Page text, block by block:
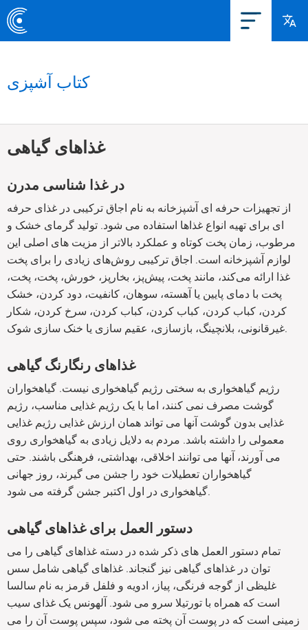
کتاب آشپزی
غذاهای گیاهی
در غذا شناسی مدرن
از تجهیزات حرفه ای آشپزخانه به نام اجاق ترکیبی در غذای حرفه
ای برای تهیه انواع غذاها استفاده می شود. تولید گرمای خشک و
مرطوب، زمان پخت کوتاه و عملکرد بالاتر از مزیت های اصلی این
لوازم آشپزخانه است. اجاق ترکیبی روش‌های زیادی را برای پخت
غذا ارائه می‌کند، مانند پخت، پیش‌پز، بخارپز، خورش، پخت، پخت،
پخت با دمای پایین یا آهسته، سوهان، کانفیت، دود کردن، خشک
کردن، کباب کردن، کباب کردن، کباب کردن، سرخ کردن، شکار
غیرقانونی، بلانچینگ، بازسازی، عقیم سازی یا خنک سازی شوک.
غذاهای رنگارنگ گیاهی
رژیم گیاهخواری به سختی رژیم گیاهخواری نیست. گیاهخواران
گوشت مصرف نمی کنند، اما با یک رژیم غذایی مناسب، رژیم
غذایی بدون گوشت آنها می تواند همان ارزش غذایی رژیم غذایی
معمولی را داشته باشد. مردم به دلایل زیادی به گیاهخواری روی
می آورند، آنها می توانند اخلاقی، بهداشتی، فرهنگی باشند. حتی
گیاهخواران تعطیلات خود را جشن می گیرند، روز جهانی
گیاهخواری در اول اکتبر جشن گرفته می شود.
دستور العمل برای غذاهای گیاهی
تمام دستور العمل های ذکر شده در دسته غذاهای گیاهی را می
توان در غذاهای گیاهی نیز گنجاند. غذاهای گیاهی شامل سس
غلیظی از گوجه فرنگی، پیاز، ادویه و فلفل قرمز به نام سالسا
است که همراه با تورتیلا سرو می شود. آلهونس یک غذای سیب
زمینی است که در پوست آن پخته می شود، سپس پوست آن را می